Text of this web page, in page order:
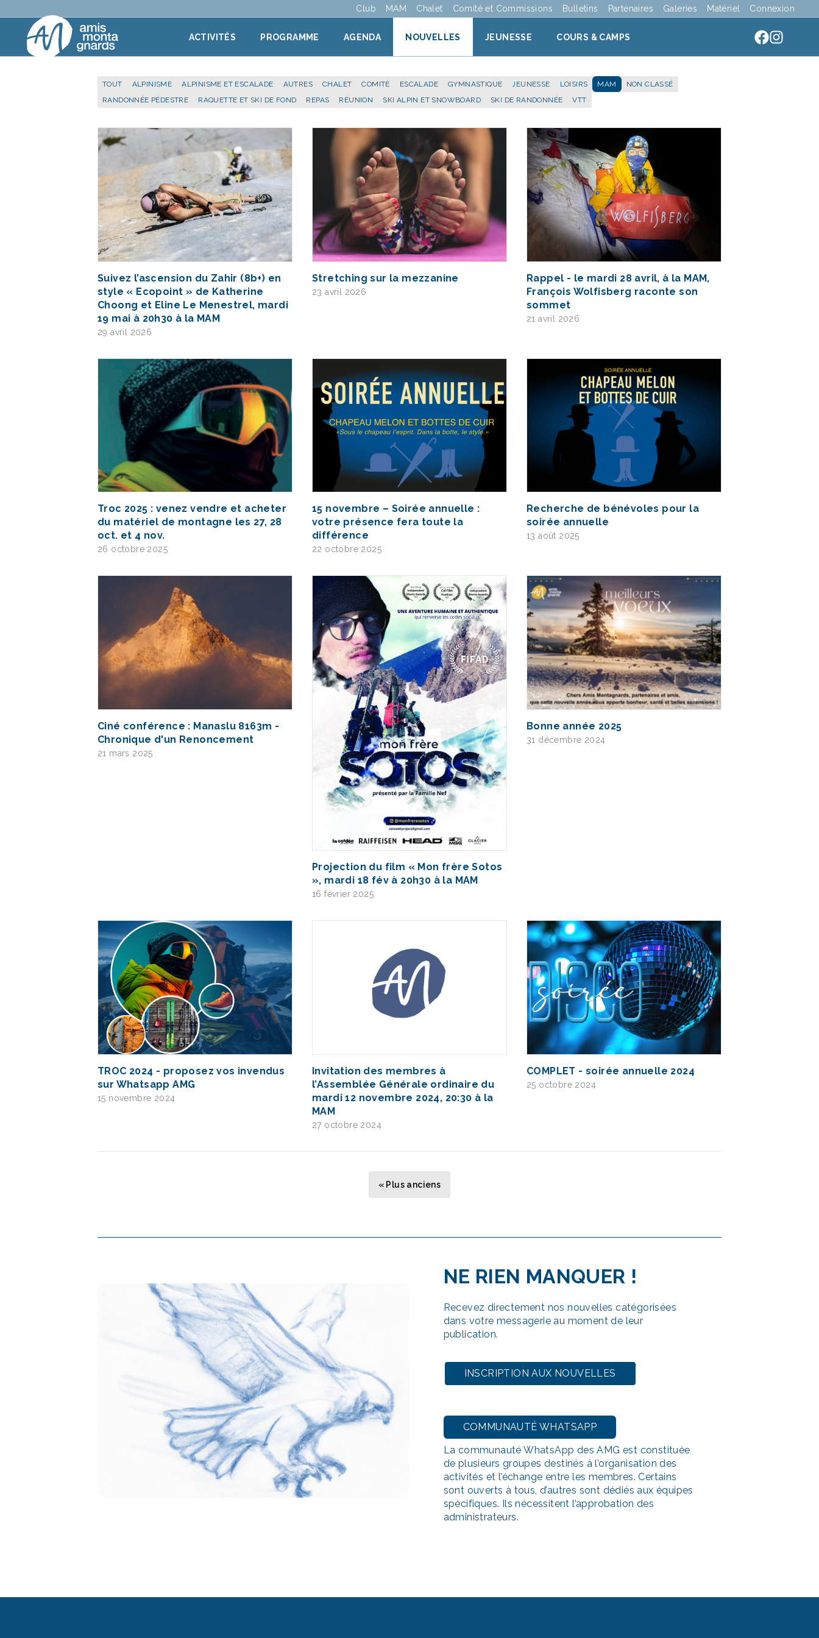
Club MAM Chalet Comité et Commissions Bulletins Partenaires Galeries Matériel Connexion
ACTIVITÉS PROGRAMME AGENDA NOUVELLES JEUNESSE COURS & CAMPS
TOUT ALPINISME ALPINISME ET ESCALADE AUTRES CHALET COMITÉ ESCALADE GYMNASTIQUE JEUNESSE LOISIRS MAM
NON CLASSÉ
RANDONNÉE PÉDESTRE
RAQUETTE ET SKI DE FOND REPAS RÉUNION SKI ALPIN ET SNOWBOARD SKI DE RANDONNÉE VTT
Suivez l’ascension du Zahir (8b+) en
style « Ecopoint » de Katherine
Choong et Eline Le Menestrel, mardi
19 mai à 20h30 à la MAM
29 avril 2026
Stretching sur la mezzanine
23 avril 2026
Rappel - le mardi 28 avril, à la MAM,
François Wolfisberg raconte son
sommet
21 avril 2026
Troc 2025 : venez vendre et acheter
du matériel de montagne les 27, 28
oct. et 4 nov.
26 octobre 2025
15 novembre – Soirée annuelle :
votre présence fera toute la
différence
22 octobre 2025
Recherche de bénévoles pour la
soirée annuelle
13 août 2025
Ciné conférence : Manaslu 8163m -
Chronique d'un Renoncement
21 mars 2025
Projection du film « Mon frère Sotos
», mardi 18 fév à 20h30 à la MAM
16 février 2025
Bonne année 2025
31 décembre 2024
TROC 2024 - proposez vos invendus
sur Whatsapp AMG
15 novembre 2024
Invitation des membres à
l’Assemblée Générale ordinaire du
mardi 12 novembre 2024, 20:30 à la
MAM
27 octobre 2024
COMPLET - soirée annuelle 2024
25 octobre 2024
« Plus anciens
NE RIEN MANQUER !
Recevez directement nos nouvelles catégorisées
dans votre messagerie au moment de leur
publication.
INSCRIPTION AUX NOUVELLES
COMMUNAUTÉ WHATSAPP
La communauté WhatsApp des AMG est constituée
de plusieurs groupes destinés à l’organisation des
activités et l’échange entre les membres. Certains
sont ouverts à tous, d’autres sont dédiés aux équipes
spécifiques. Ils nécessitent l’approbation des
administrateurs.